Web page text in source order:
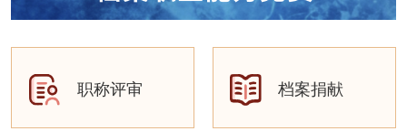
职称评审 档案捐献